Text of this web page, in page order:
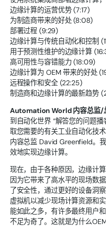
边缘计算的运营优势 (7:17)
为制造商带来的好处 (8:08)
部署过程 (9:29)
边缘计算与传统自动化和控制
用于预测性维护的边缘计算
高可用性与容错能力 (18:09)
边缘计算为 OEM 带来的好处
远程操作和安全 (22:25)
制造商和边缘计算的最新趋势
Automation World 内容总监/
到自动化世界 “解答您的问题
取您需要的有关工业自动化技
内容总监 David Greenfield。
效地实现边缘计算。
现在，由于各种原因，边缘计
因为它带来了高水平的现场数
了安全性，通过更好的设备洞
虚拟机以减少现场计算资源和
能如此之多，有许多最终用户
不足为奇了。这就是为什么